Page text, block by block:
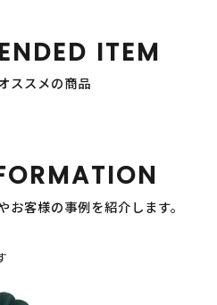
ITEM
ススメの商品
お客様の事例を紹介します。